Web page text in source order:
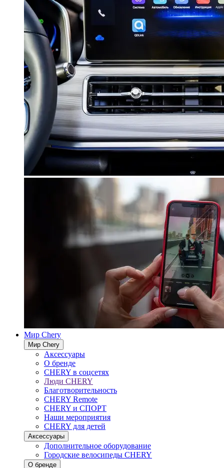
Мир Chery
Мир Chery
Аксессуары
О бренде
CHERY в соцсетях
Люди CHERY
Благотворительность
CHERY Remote
CHERY и СПОРТ
Наши мероприятия
CHERY для детей
Аксессуары
Дополнительное оборудование
Городские велосипеды CHERY
О бренде